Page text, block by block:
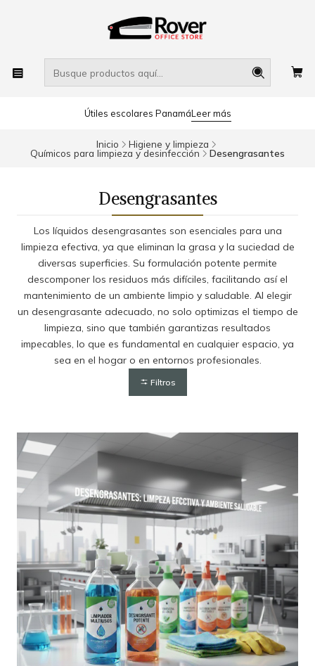
Útiles escolares PanamáLeer más
Inicio Higiene y limpieza
Químicos para limpieza y desinfección Desengrasantes
Desengrasantes
Los líquidos desengrasantes son esenciales para una
limpieza efectiva, ya que eliminan la grasa y la suciedad de
diversas superficies. Su formulación potente permite
descomponer los residuos más difíciles, facilitando así el
mantenimiento de un ambiente limpio y saludable. Al elegir
un desengrasante adecuado, no solo optimizas el tiempo de
limpieza, sino que también garantizas resultados
impecables, lo que es fundamental en cualquier espacio, ya
sea en el hogar o en entornos profesionales.
Filtros